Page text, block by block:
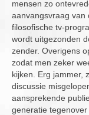
mensen zo
aanvangsvraag van
filosofische tv-
wordt uitgezonden
zender. Overigens
zodat men zeker
kijken. Erg jammer,
discussie
aansprekende
generatie tegenover